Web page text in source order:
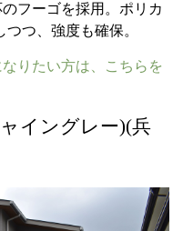
フーゴを採用。ポリカ
つ、強度も確保。
りたい方は、こちらを
イングレー)(兵